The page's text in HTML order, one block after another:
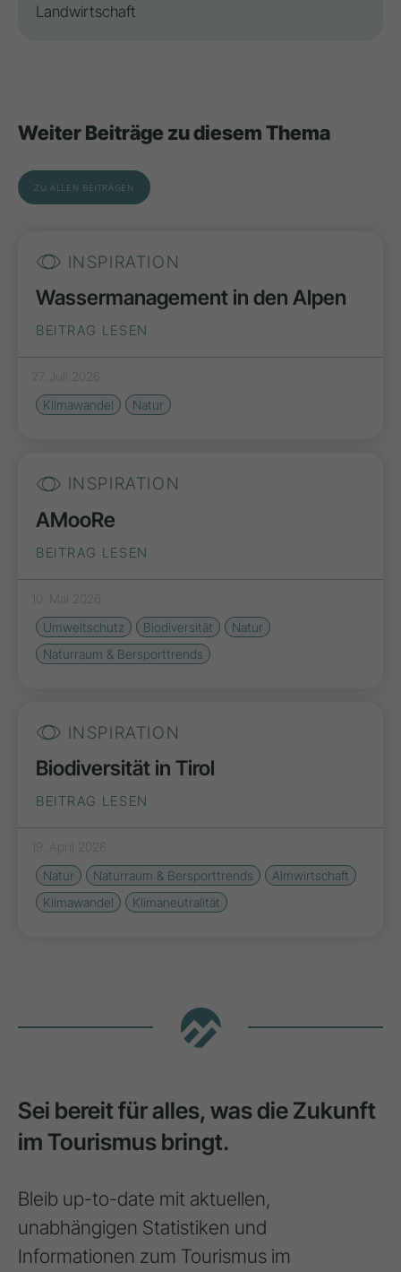
Landwirtschaft
Weiter Beiträge zu diesem Thema
ZU ALLEN BEITRÄGEN
INSPIRATION
Wassermanagement in den Alpen
BEITRAG LESEN
27. Juli 2026
Klimawandel
Natur
INSPIRATION
AMooRe
BEITRAG LESEN
10. Mai 2026
Umweltschutz
Biodiversität
Natur
Naturraum & Bersporttrends
INSPIRATION
Biodiversität in Tirol
BEITRAG LESEN
19. April 2026
Natur
Naturraum & Bersporttrends
Almwirtschaft
Klimawandel
Klimaneutralität
Sei bereit für alles, was die Zukunft
im Tourismus bringt.
Bleib up-to-date mit aktuellen,
unabhängigen Statistiken und
Informationen zum Tourismus im